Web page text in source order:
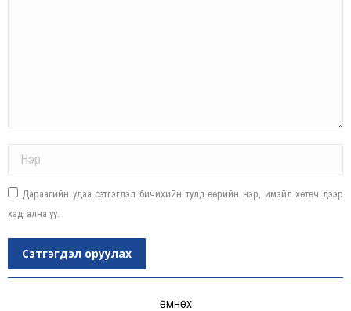
Дараагийн удаа сэтгэгдэл бичихийн тулд өөрийн нэр, имэйл хөтөч дээр
хадгална уу.
Сэтгэгдэл оруулах
ӨМНӨХ